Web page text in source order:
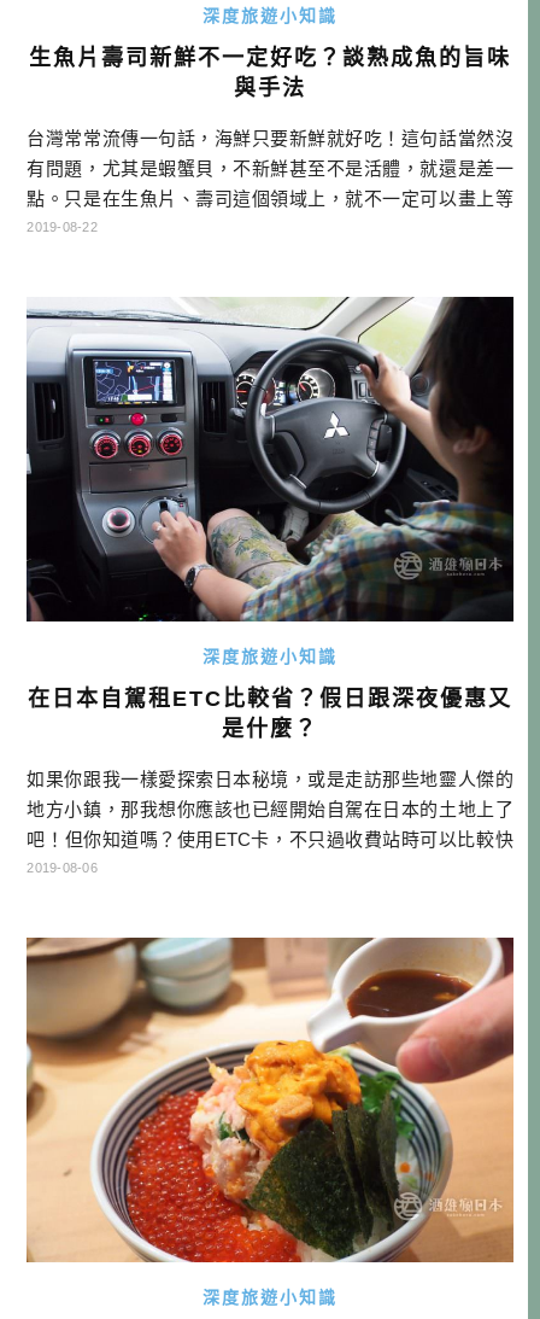
深度旅遊小知識
生魚片壽司新鮮不一定好吃？談熟成魚的旨味
與手法
台灣常常流傳一句話，海鮮只要新鮮就好吃！這句話當然沒
有問題，尤其是蝦蟹貝，不新鮮甚至不是活體，就還是差一
點。只是在生魚片、壽司這個領域上，就不一定可以畫上等
號了。 「熟成魚」在日本其實已經不算是個新議題，有點老
味後，在對的時間供應給懂吃的客戶，這就是壽司師傅的技
術。可以做到，才能獨當一面。本文 […]…
2019-08-22
深度旅遊小知識
在日本自駕租ETC比較省？假日跟深夜優惠又
是什麼？
如果你跟我一樣愛探索日本秘境，或是走訪那些地靈人傑的
地方小鎮，那我想你應該也已經開始自駕在日本的土地上了
吧！但你知道嗎？使用ETC卡，不只過收費站時可以比較快
速，還可以省錢？本文將帶你了解日本ETC卡的優惠。 本文
路管理公司NEXCO為了鼓勵大家開車出遊，以及為了讓尖峰
時期可 […]…
2019-08-06
深度旅遊小知識